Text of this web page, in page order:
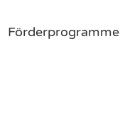
Förderprogramme